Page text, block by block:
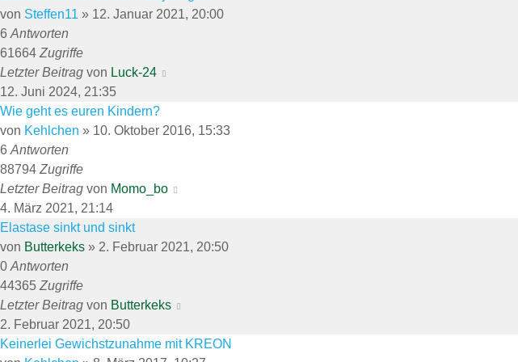
von Steffen11 » 12. Januar 2021, 20:00
6 Antworten
61664 Zugriffe
Letzter Beitrag von Luck-24
12. Juni 2024, 21:35
Wie geht es euren Kindern?
von Kehlchen » 10. Oktober 2016, 15:33
6 Antworten
88794 Zugriffe
Letzter Beitrag von Momo_bo
4. März 2021, 21:14
Elastase sinkt und sinkt
von Butterkeks » 2. Februar 2021, 20:50
0 Antworten
44365 Zugriffe
Letzter Beitrag von Butterkeks
2. Februar 2021, 20:50
Keinerlei Gewichstzunahme mit KREON